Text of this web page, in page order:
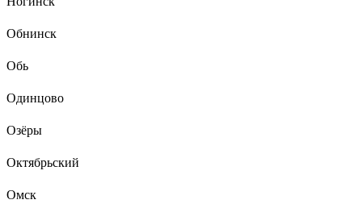
Обнинск
Обь
Одинцово
Озёры
Октябрьский
Омск